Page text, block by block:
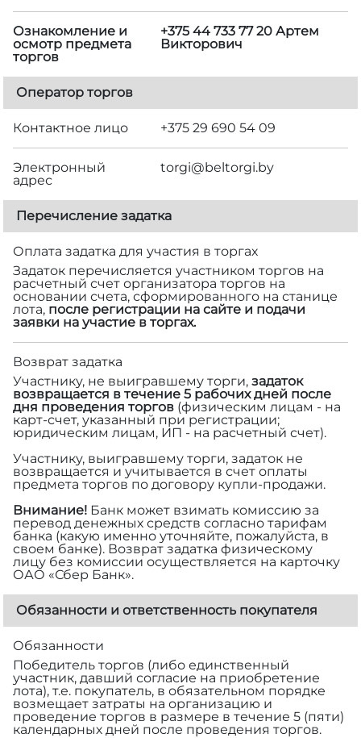
Ознакомление и
осмотр предмета
торгов
+375 44 733 77 20 Артем
Викторович
Оператор торгов
Контактное лицо +375 29 690 54 09
Электронный
адрес
torgi@beltorgi.by
Перечисление задатка
Оплата задатка для участия в торгах
Задаток перечисляется участником торгов на
расчетный счет организатора торгов на
основании счета, сформированного на станице
лота, после регистрации на сайте и подачи
заявки на участие в торгах.
Возврат задатка
Участнику, не выигравшему торги, задаток
возвращается в течение 5 рабочих дней после
дня проведения торгов (физическим лицам - на
карт-счет, указанный при регистрации;
юридическим лицам, ИП - на расчетный счет).
Участнику, выигравшему торги, задаток не
возвращается и учитывается в счет оплаты
предмета торгов по договору купли-продажи.
Внимание! Банк может взимать комиссию за
перевод денежных средств согласно тарифам
банка (какую именно уточняйте, пожалуйста, в
своем банке). Возврат задатка физическому
лицу без комиссии осуществляется на карточку
ОАО «Сбер Банк».
Обязанности и ответственность покупателя
Обязанности
Победитель торгов (либо единственный
участник, давший согласие на приобретение
лота), т.е. покупатель, в обязательном порядке
возмещает затраты на организацию и
проведение торгов в размере в течение 5 (пяти)
календарных дней после проведения торгов.